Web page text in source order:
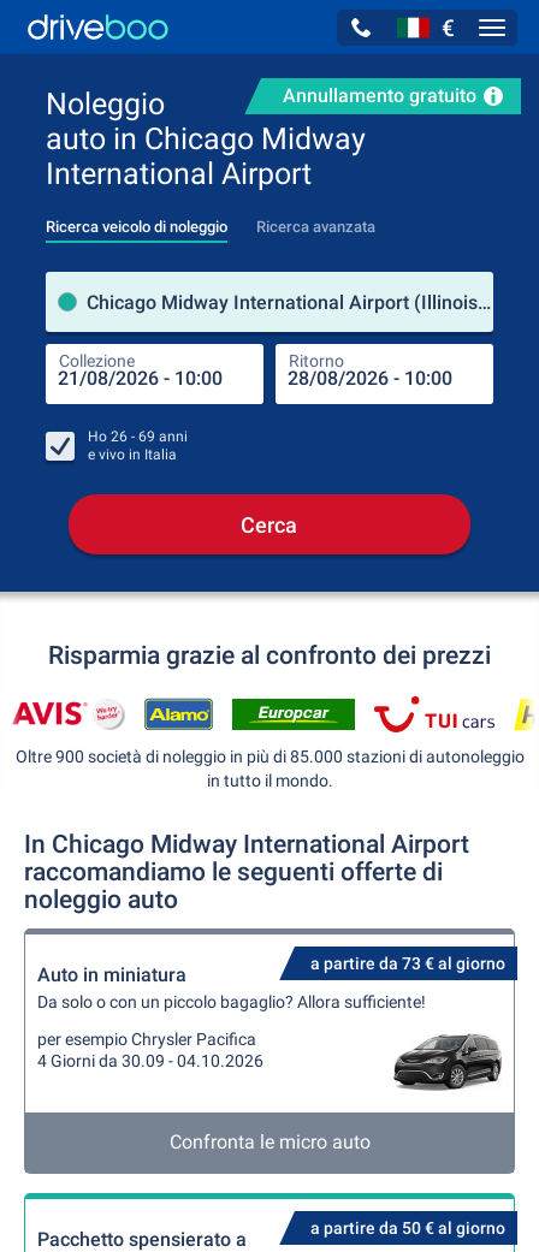
€
Annullamento gratuito
Noleggio
auto in Chicago Midway
International Airport
Ricerca veicolo di noleggio Ricerca avanzata
Chicago Midway International Airport (Illinois / Stati Uniti d'America)
Collezione Ritorno
Ho 26 - 69 anni
e vivo in Italia
Cerca
Risparmia grazie al confronto dei prezzi
Oltre 900 società di noleggio in più di 85.000 stazioni di autonoleggio
in tutto il mondo.
In Chicago Midway International Airport
raccomandiamo le seguenti offerte di
noleggio auto
a partire da 73 € al giorno
Auto in miniatura
Da solo o con un piccolo bagaglio? Allora sufficiente!
per esempio Chrysler Pacifica
4 Giorni da 30.09 - 04.10.2026
Confronta le micro auto
a partire da 50 € al giorno
Pacchetto spensierato a